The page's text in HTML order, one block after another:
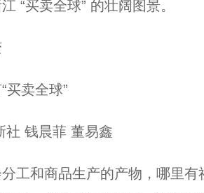
“买卖全球” 的壮阔图景。
卖全球”
钱晨菲 董易鑫
和商品生产的产物，哪里有